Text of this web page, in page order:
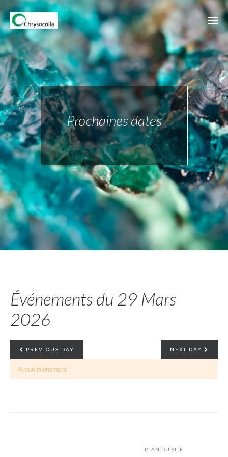
<
Prochaines dates
Événements du 29 Mars
2026
PREVIOUS DAY NEXT DAY
Aucun événement
PLAN DU SITE